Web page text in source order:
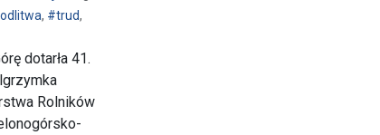
, #trud,
dotarła 41.
Rolników